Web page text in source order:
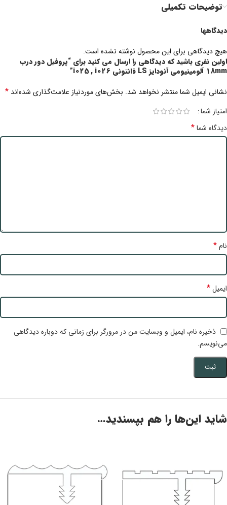
توضیحات تکمیلی
دیدگاهها
هیچ دیدگاهی برای این محصول نوشته نشده است.
اولین نفری باشید که دیدگاهی را ارسال می کنید برای “پروفیل دور درب
18mm آلومینیومی آنودایز LS فانتونی i025 , i026”
نشانی ایمیل شما منتشر نخواهد شد. بخش‌های موردنیاز علامت‌گذاری شده‌اند *
امتیاز شما
دیدگاه شما*
نام*
ایمیل*
ذخیره نام، ایمیل و وبسایت من در مرورگر برای زمانی که دوباره دیدگاهی
می‌نویسم.
شاید این‌ها را هم بپسندید…